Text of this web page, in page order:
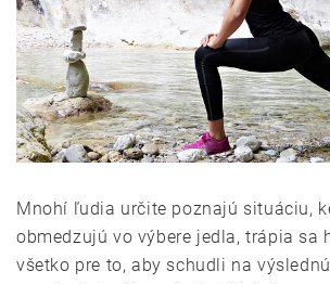
Mnohí ľudia určite poznajú situáciu,
obmedzujú vo výbere jedla, trápia sa
všetko pre to, aby schudli na